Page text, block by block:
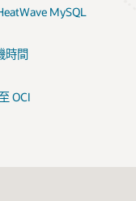
MySQL
時間
OCI